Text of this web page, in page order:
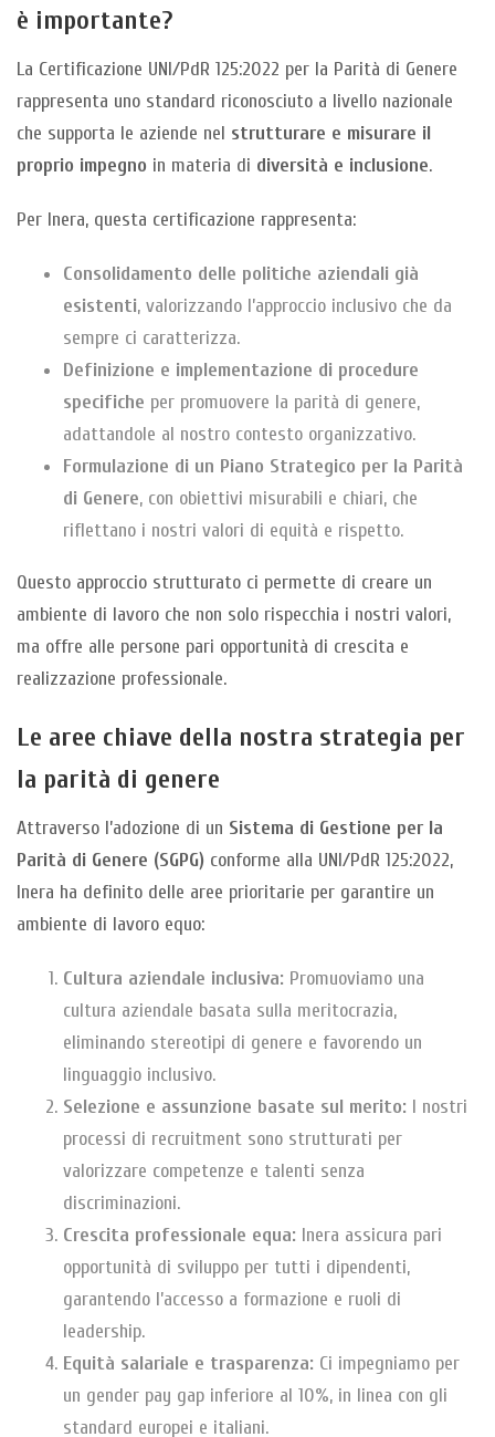
è importante?
La Certificazione UNI/PdR 125:2022 per la Parità di Genere
rappresenta uno standard riconosciuto a livello nazionale
che supporta le aziende nel strutturare e misurare il
proprio impegno in materia di diversità e inclusione.
Per Inera, questa certificazione rappresenta:
Consolidamento delle politiche aziendali già
esistenti, valorizzando l’approccio inclusivo che da
sempre ci caratterizza.
Definizione e implementazione di procedure
specifiche per promuovere la parità di genere,
adattandole al nostro contesto organizzativo.
Formulazione di un Piano Strategico per la Parità
di Genere, con obiettivi misurabili e chiari, che
riflettano i nostri valori di equità e rispetto.
Questo approccio strutturato ci permette di creare un
ambiente di lavoro che non solo rispecchia i nostri valori,
ma offre alle persone pari opportunità di crescita e
realizzazione professionale.
Le aree chiave della nostra strategia per
la parità di genere
Attraverso l’adozione di un Sistema di Gestione per la
Parità di Genere (SGPG) conforme alla UNI/PdR 125:2022,
Inera ha definito delle aree prioritarie per garantire un
ambiente di lavoro equo:
Cultura aziendale inclusiva: Promuoviamo una
cultura aziendale basata sulla meritocrazia,
eliminando stereotipi di genere e favorendo un
linguaggio inclusivo.
Selezione e assunzione basate sul merito: I nostri
processi di recruitment sono strutturati per
valorizzare competenze e talenti senza
discriminazioni.
Crescita professionale equa: Inera assicura pari
opportunità di sviluppo per tutti i dipendenti,
garantendo l’accesso a formazione e ruoli di
leadership.
Equità salariale e trasparenza: Ci impegniamo per
un gender pay gap inferiore al 10%, in linea con gli
standard europei e italiani.